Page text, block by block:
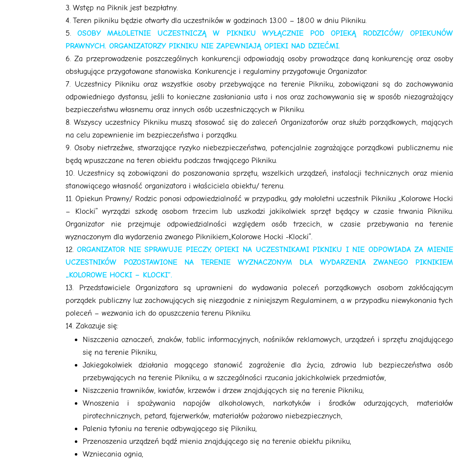
Wstęp na Piknik jest bezpłatny.
Teren pikniku będzie otwarty dla uczestników w godzinach 13.00 – 18.00 w dniu Pikniku.
OSOBY MAŁOLETNIE UCZESTNICZĄ W PIKNIKU WYŁĄCZNIE POD OPIEKĄ RODZICÓW/ OPIEKUNÓW
PRAWNYCH. ORGANIZATORZY PIKNIKU NIE ZAPEWNIAJĄ OPIEKI NAD DZIEĆMI.
Za przeprowadzenie poszczególnych konkurencji odpowiadają osoby prowadzące daną konkurencję oraz osoby
obsługujące przygotowane stanowiska. Konkurencje i regulaminy przygotowuje Organizator.
Uczestnicy Pikniku oraz wszystkie osoby przebywające na terenie Pikniku, zobowiązani są do zachowywania
odpowiedniego dystansu, jeśli to konieczne zasłaniania usta i nos oraz zachowywania się w sposób niezagrażający
bezpieczeństwu własnemu oraz innych osób uczestniczących w Pikniku.
Wszyscy uczestnicy Pikniku muszą stosować się do zaleceń Organizatorów oraz służb porządkowych, mających
na celu zapewnienie im bezpieczeństwa i porządku.
Osoby nietrzeźwe, stwarzające ryzyko niebezpieczeństwa, potencjalnie zagrażające porządkowi publicznemu nie
będą wpuszczane na teren obiektu podczas trwającego Pikniku.
Uczestnicy są zobowiązani do poszanowania sprzętu, wszelkich urządzeń, instalacji technicznych oraz mienia
stanowiącego własność organizatora i właściciela obiektu/ terenu.
Opiekun Prawny/ Rodzic ponosi odpowiedzialność w przypadku, gdy małoletni uczestnik Pikniku „Kolorowe Hocki
– Klocki” wyrządzi szkodę osobom trzecim lub uszkodzi jakikolwiek sprzęt będący w czasie trwania Pikniku.
Organizator nie przejmuje odpowiedzialności względem osób trzecich, w czasie przebywania na terenie
wyznaczonym dla wydarzenia zwanego Piknikiem„Kolorowe Hocki -Klocki”.
ORGANIZATOR NIE SPRAWUJE PIECZY, OPIEKI NA UCZESTNIKAMI PIKNIKU I NIE ODPOWIADA ZA MIENIE
UCZESTNIKÓW POZOSTAWIONE NA TERENIE WYZNACZONYM DLA WYDARZENIA ZWANEGO PIKNIKIEM
„KOLOROWE HOCKI – KLOCKI”.
Przedstawiciele Organizatora są uprawnieni do wydawania poleceń porządkowych osobom zakłócającym
porządek publiczny luz zachowujących się niezgodnie z niniejszym Regulaminem, a w przypadku niewykonania tych
poleceń – wezwania ich do opuszczenia terenu Pikniku.
Zakazuje się:
Niszczenia oznaczeń, znaków, tablic informacyjnych, nośników reklamowych, urządzeń i sprzętu znajdującego
się na terenie Pikniku,
Jakiegokolwiek działania mogącego stanowić zagrożenie dla życia, zdrowia lub bezpieczeństwa osób
przebywających na terenie Pikniku, a w szczególności rzucania jakichkolwiek przedmiotów,
Niszczenia trawników, kwiatów, krzewów i drzew znajdujących się na terenie Pikniku,
Wnoszenia i spożywania napojów alkoholowych, narkotyków i środków odurzających, materiałów
pirotechnicznych, petard, fajerwerków, materiałów pożarowo niebezpiecznych,
Palenia tytoniu na terenie odbywającego się Pikniku,
Przenoszenia urządzeń bądź mienia znajdującego się na terenie obiektu pikniku,
Wzniecania ognia,